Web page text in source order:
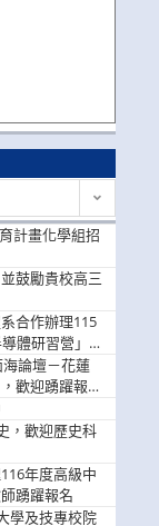
計畫化學組招
鼓勵貴校高三
合作辦理115
體研習營」，
論壇－花蓮
歡迎踴躍報名
，歡迎歷史科
年度高級中
踴躍報名
學及技專校院